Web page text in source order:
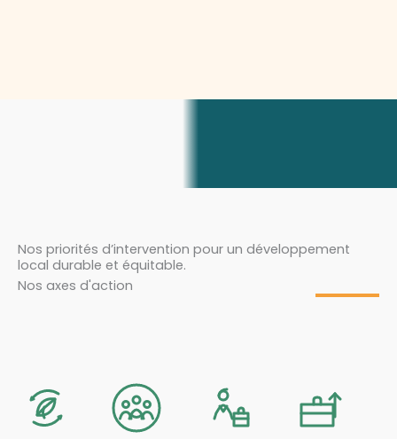
Nos priorités d’intervention pour un développement
local durable et équitable.
Nos axes d'action